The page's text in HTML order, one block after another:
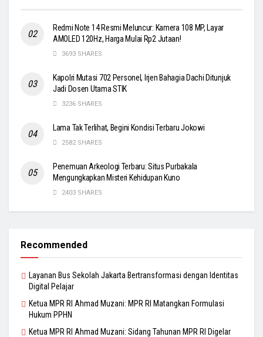
Redmi Note 14 Resmi Meluncur: Kamera 108 MP, Layar
AMOLED 120Hz, Harga Mulai Rp2 Jutaan!
3693 SHARES
Kapolri Mutasi 702 Personel, Irjen Bahagia Dachi Ditunjuk
Jadi Dosen Utama STIK
3236 SHARES
Lama Tak Terlihat, Begini Kondisi Terbaru Jokowi
2582 SHARES
Penemuan Arkeologi Terbaru: Situs Purbakala
Mengungkapkan Misteri Kehidupan Kuno
2403 SHARES
Recommended
Layanan Bus Sekolah Jakarta Bertransformasi dengan Identitas
Digital Pelajar
Ketua MPR RI Ahmad Muzani: MPR RI Matangkan Formulasi
Hukum PPHN
Ketua MPR RI Ahmad Muzani: Sidang Tahunan MPR RI Digelar